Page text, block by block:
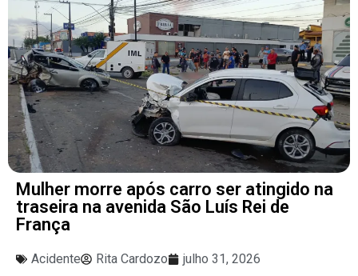
Mulher morre após carro ser atingido na
traseira na avenida São Luís Rei de
França
Acidente Rita Cardozo julho 31, 2026